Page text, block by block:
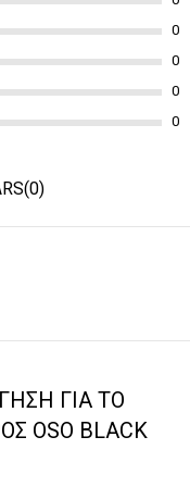
0)
ΓΙΑ ΤΟ
OSO BLACK